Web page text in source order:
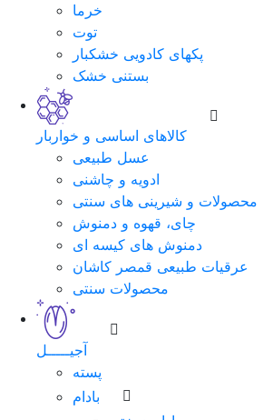
خرما
توت
پکهای کادویی خشکبار
بستنی خشک
کالاهای اساسی و خواربار
عسل طبیعی
ادویه و چاشنی
محصولات و شیرینی های سنتی
چای، قهوه و دمنوش
دمنوش های کیسه ای
عرقیات طبیعی قمصر کاشان
محصولات سنتی
آجیـــــل
پسته
بادام